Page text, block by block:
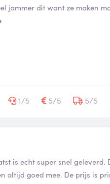
jammer dit want ze maken
1/5 5/5 5/5
is echt super snel geleverd.
altijd goed mee. De prijs is